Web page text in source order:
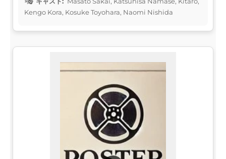
Kengo Kora, Kosuke Toyohara, Naomi Nishida